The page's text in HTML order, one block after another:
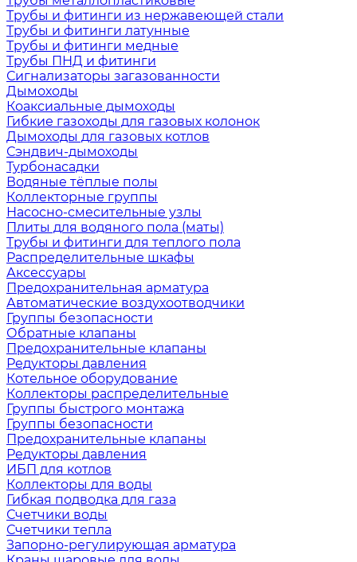
Трубы и фитинги из нержавеющей стали
Трубы и фитинги латунные
Трубы и фитинги медные
Трубы ПНД и фитинги
Сигнализаторы загазованности
Дымоходы
Коаксиальные дымоходы
Гибкие газоходы для газовых колонок
Дымоходы для газовых котлов
Сэндвич-дымоходы
Турбонасадки
Водяные тёплые полы
Коллекторные группы
Насосно-смесительные узлы
Плиты для водяного пола (маты)
Трубы и фитинги для теплого пола
Распределительные шкафы
Аксессуары
Предохранительная арматура
Автоматические воздухоотводчики
Группы безопасности
Обратные клапаны
Предохранительные клапаны
Редукторы давления
Котельное оборудование
Коллекторы распределительные
Группы быстрого монтажа
Группы безопасности
Предохранительные клапаны
Редукторы давления
ИБП для котлов
Коллекторы для воды
Гибкая подводка для газа
Счетчики воды
Счетчики тепла
Запорно-регулирующая арматура